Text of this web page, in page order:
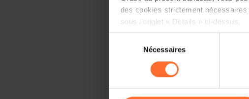
des cookies strictement
sous l’onglet « Détails » ci-dessus.
Il est précisé que la navigation sur
cas de refus de tous les cookies ou
consentement
Nécessaires